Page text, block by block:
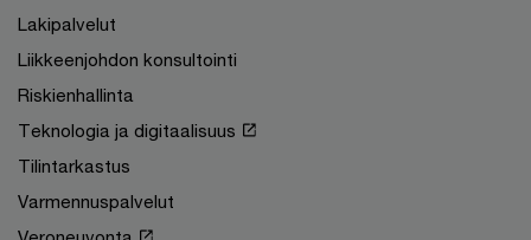
Lakipalvelut
Liikkeenjohdon konsultointi
Riskienhallinta
Teknologia ja digitaalisuus
Tilintarkastus
Varmennuspalvelut